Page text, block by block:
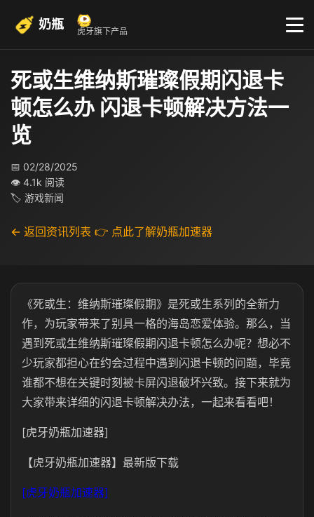
奶瓶 虎牙旗下产品
死或生维纳斯璀璨假期闪退卡
顿怎么办 闪退卡顿解决方法一
览
📅 02/28/2025
👁 4.1k 阅读
🏷 游戏新闻
← 返回资讯列表 👉 点此了解奶瓶加速器
《死或生：维纳斯璀璨假期》是死或生系列的全新力
作，为玩家带来了别具一格的海岛恋爱体验。那么，当
遇到死或生维纳斯璀璨假期闪退卡顿怎么办呢？想必不
少玩家都担心在约会过程中遇到闪退卡顿的问题，毕竟
谁都不想在关键时刻被卡屏闪退破坏兴致。接下来就为
大家带来详细的闪退卡顿解决办法，一起来看看吧！
[虎牙奶瓶加速器]
【虎牙奶瓶加速器】最新版下载
[虎牙奶瓶加速器]